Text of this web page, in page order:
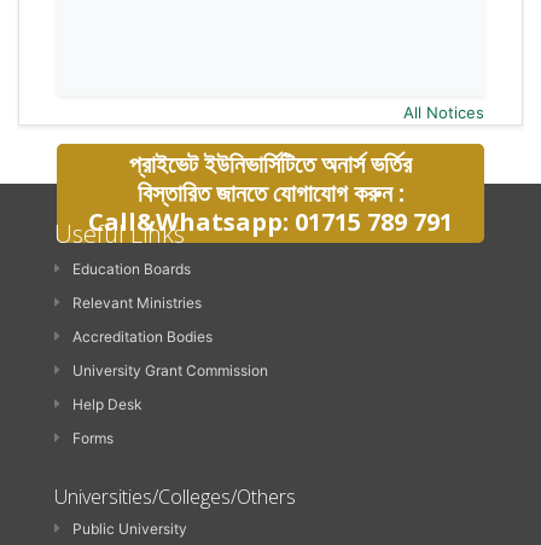
All Notices
প্রাইভেট ইউনিভার্সিটিতে অনার্স ভর্তির
বিস্তারিত জানতে যোগাযোগ করুন :
Call&Whatsapp: 01715 789 791
Useful Links
Education Boards
Relevant Ministries
Accreditation Bodies
University Grant Commission
Help Desk
Forms
Universities/Colleges/Others
Public University